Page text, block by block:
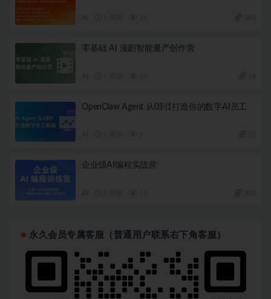
零基础 AI 漫剧智能量产创作营
OpenClaw Agent 从0到1打造你的数字AI员工
企业级AI编程实战营
永久会员专属客服（普通用户联系右下角客服）